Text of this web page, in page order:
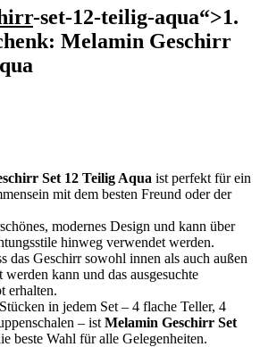
-set-12-teilig-aqua“>1.
Melamin Geschirr
Set⁢ 12 Teilig‌ Aqua ist perfekt für ein
mit‌ dem besten Freund oder der
modernes Design ​und kann über
​hinweg verwendet werden.
das Geschirr sowohl innen ⁢als‌ auch außen
kann und das ausgesuchte
erhalten.
in jedem Set – 4 flache​ Teller, 4
– ist Melamin ⁣Geschirr Set
beste Wahl für alle Gelegenheiten.